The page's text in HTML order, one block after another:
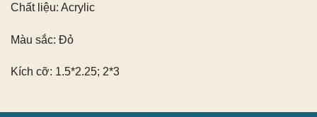
Chất liệu: Acrylic
Màu sắc: Đỏ
Kích cỡ: 1.5*2.25; 2*3